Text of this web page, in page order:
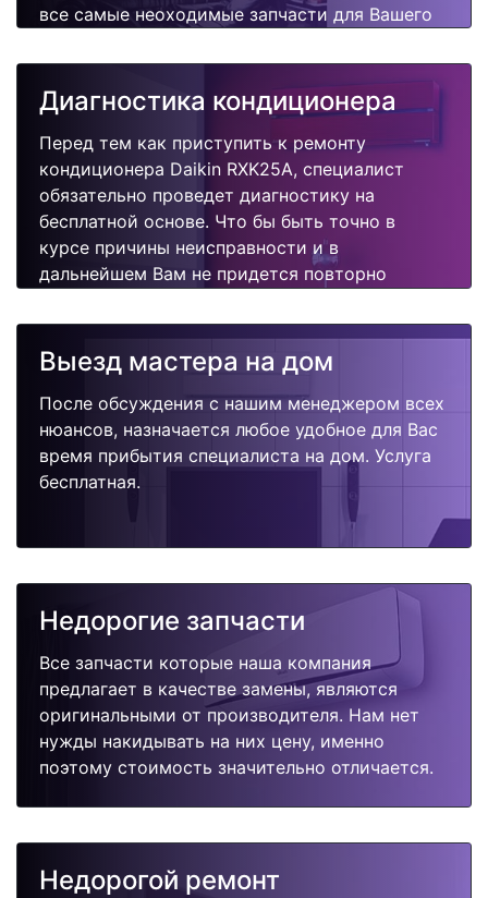
все самые неоходимые запчасти для Вашего
качественно и недорого.
Диагностика кондиционера
Перед тем как приступить к ремонту
кондиционера Daikin RXK25A, специалист
обязательно проведет диагностику на
бесплатной основе. Что бы быть точно в
курсе причины неисправности и в
дальнейшем Вам не придется повторно
поломок.
Выезд мастера на дом
После обсуждения с нашим менеджером всех
нюансов, назначается любое удобное для Вас
время прибытия специалиста на дом. Услуга
бесплатная.
Недорогие запчасти
Все запчасти которые наша компания
предлагает в качестве замены, являются
оригинальными от производителя. Нам нет
нужды накидывать на них цену, именно
поэтому стоимость значительно отличается.
Недорогой ремонт